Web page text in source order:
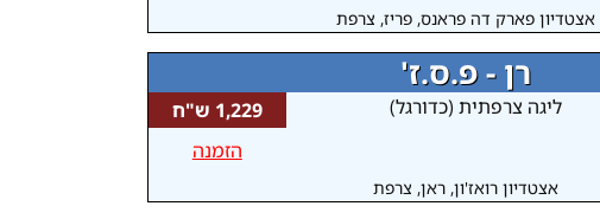
אצטדיון פארק דה פראנס, פריז, צרפת
רן - פ.ס.ז'
ליגה צרפתית (כדורגל)
1,229 ש"ח
הזמנה
אצטדיון רואז'ון, ראן, צרפת